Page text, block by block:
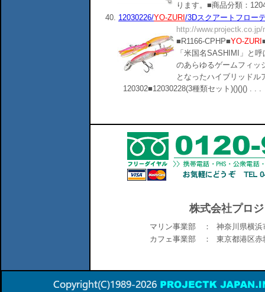
ります。■商品分類：
40. 12030226/YO-ZURI /3Dスクアートフロー
http://
■R1166-CPHP■YO-ZURI
「米国名SASHIMI」と
のあらゆるゲームフィッ
となったハイブリッドル
120302■12030228(3種類セット)()()() . . .
株式会社プロ
マリン事業部 ：
神奈川県横浜
カフェ事業部 ：
東京都港区赤